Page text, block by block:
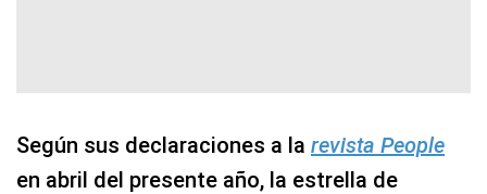
Según sus declaraciones a la revista People
en abril del presente año, la estrella de